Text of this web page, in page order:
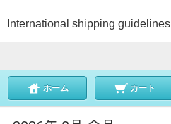
International shipping guidelines
ホーム カート